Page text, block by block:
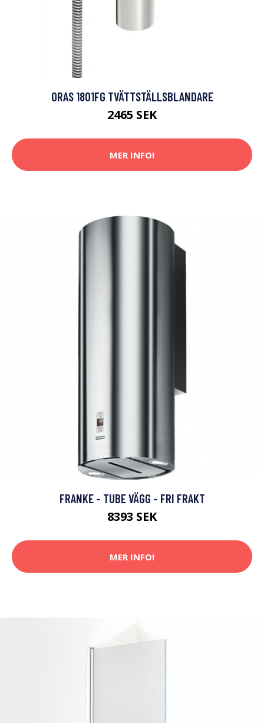
ORAS 1801FG TVÄTTSTÄLLSBLANDARE
2465 SEK
MER INFO!
FRANKE - TUBE VÄGG - FRI FRAKT
8393 SEK
MER INFO!